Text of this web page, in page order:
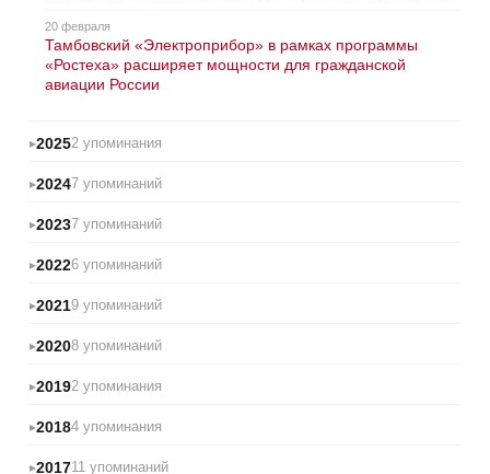
20 февраля
Тамбовский «Электроприбор» в рамках программы
«Ростеха» расширяет мощности для гражданской
авиации России
20252 упоминания
20247 упоминаний
20237 упоминаний
20226 упоминаний
20219 упоминаний
20208 упоминаний
20192 упоминания
20184 упоминания
201711 упоминаний